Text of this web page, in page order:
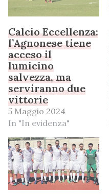
Calcio Eccellenza:
l’Agnonese tiene
acceso il
lumicino
salvezza, ma
serviranno due
vittorie
5 Maggio 2024
In "In evidenza"